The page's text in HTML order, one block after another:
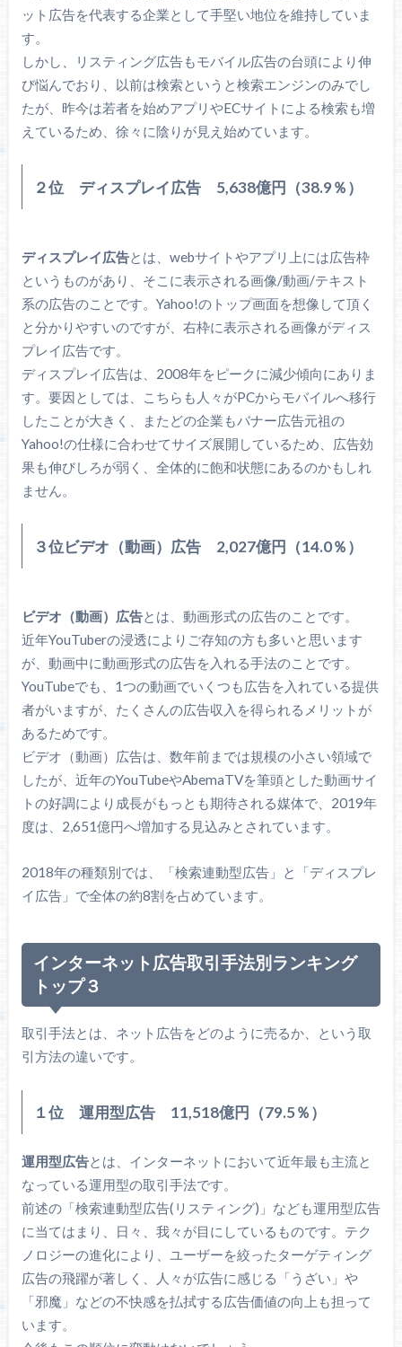
ット広告を代表する企業として手堅い地位を維持していま
す。
しかし、リスティング広告もモバイル広告の台頭により伸
び悩んでおり、以前は検索というと検索エンジンのみでし
たが、昨今は若者を始めアプリやECサイトによる検索も増
えているため、徐々に陰りが見え始めています。
２位 ディスプレイ広告 5,638億円（38.9％）
ディスプレイ広告とは、webサイトやアプリ上には広告枠
というものがあり、そこに表示される画像/動画/テキスト
系の広告のことです。Yahoo!のトップ画面を想像して頂く
と分かりやすいのですが、右枠に表示される画像がディス
プレイ広告です。
ディスプレイ広告は、2008年をピークに減少傾向にありま
す。要因としては、こちらも人々がPCからモバイルへ移行
したことが大きく、またどの企業もバナー広告元祖の
Yahoo!の仕様に合わせてサイズ展開しているため、広告効
果も伸びしろが弱く、全体的に飽和状態にあるのかもしれ
ません。
３位ビデオ（動画）広告 2,027億円（14.0％）
ビデオ（動画）広告とは、動画形式の広告のことです。
近年YouTuberの浸透によりご存知の方も多いと思います
が、動画中に動画形式の広告を入れる手法のことです。
YouTubeでも、1つの動画でいくつも広告を入れている提供
者がいますが、たくさんの広告収入を得られるメリットが
あるためです。
ビデオ（動画）広告は、数年前までは規模の小さい領域で
したが、近年のYouTubeやAbemaTVを筆頭とした動画サイ
トの好調により成長がもっとも期待される媒体で、2019年
度は、2,651億円へ増加する見込みとされています。
2018年の種類別では、「検索連動型広告」と「ディスプレ
イ広告」で全体の約8割を占めています。
インターネット広告取引手法別ランキング
トップ３
取引手法とは、ネット広告をどのように売るか、という取
引方法の違いです。
１位 運用型広告 11,518億円（79.5％）
運用型広告とは、インターネットにおいて近年最も主流と
なっている運用型の取引手法です。
前述の「検索連動型広告(リスティング)」なども運用型広告
に当てはまり、日々、我々が目にしているものです。テク
ノロジーの進化により、ユーザーを絞ったターゲティング
広告の飛躍が著しく、人々が広告に感じる「うざい」や
「邪魔」などの不快感を払拭する広告価値の向上も担って
います。